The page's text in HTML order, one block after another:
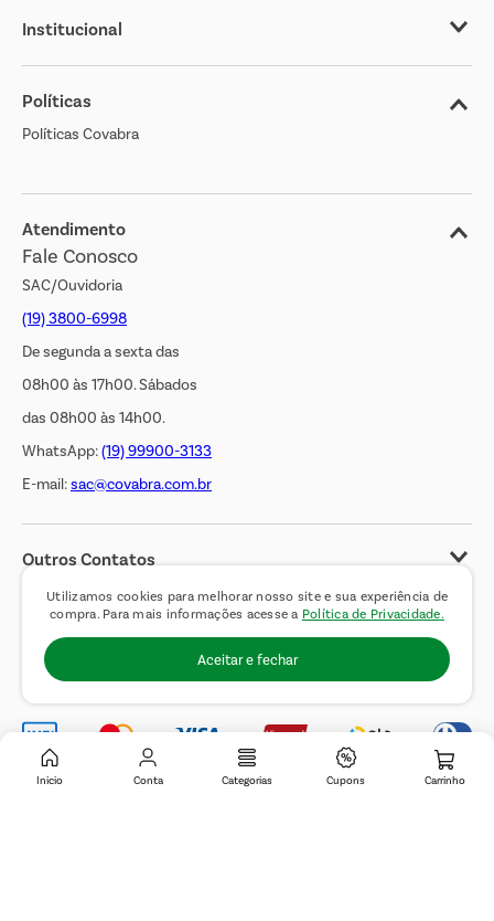
Utilizamos cookies para melhorar nosso site e sua experiência de
compra. Para mais informações acesse a Política de Privacidade.
Aceitar e fechar
Inicio Conta Categorias Cupons
Institucional
Sobre o Covabra
Nossas Lojas
Cliente Bem Estar
Jornal de Ofertas
Transparência Salarial
Políticas
Políticas Covabra
Atendimento
Fale Conosco
SAC/Ouvidoria
(19) 3800-6998
De segunda a sexta das
08h00 às 17h00. Sábados
das 08h00 às 14h00.
WhatsApp:(19) 99900-3133
E-mail:sac@covabra.com.br
Outros Contatos
Negócios Imobiliários
Trabalhe Conosco